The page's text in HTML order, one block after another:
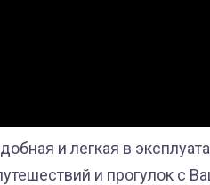
и легкая в
и прогулок с